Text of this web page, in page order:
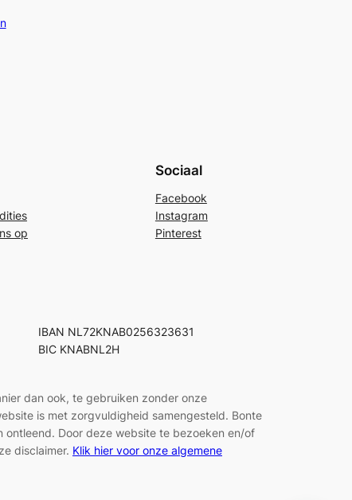
op
Sociaal
Facebook
Instagram
Pinterest
IBAN NL72KNAB0256323631
BIC KNABNL2H
dan ook, te gebruiken zonder onze
is met zorgvuldigheid samengesteld. Bonte
ontleend. Door deze website te bezoeken en/of
disclaimer. Klik hier voor onze algemene